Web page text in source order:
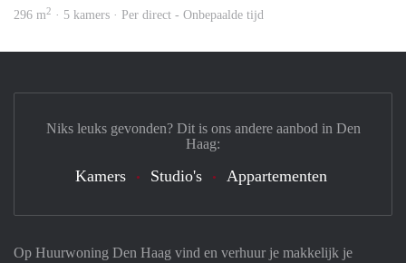
296 m2 · 5 kamers · Per direct - Onbepaalde tijd
Op Huurwoning Den Haag vind en verhuur je makkelijk je
Niks leuks gevonden? Dit is ons andere aanbod in Den
Haag:
Kamers Studio's Appartementen